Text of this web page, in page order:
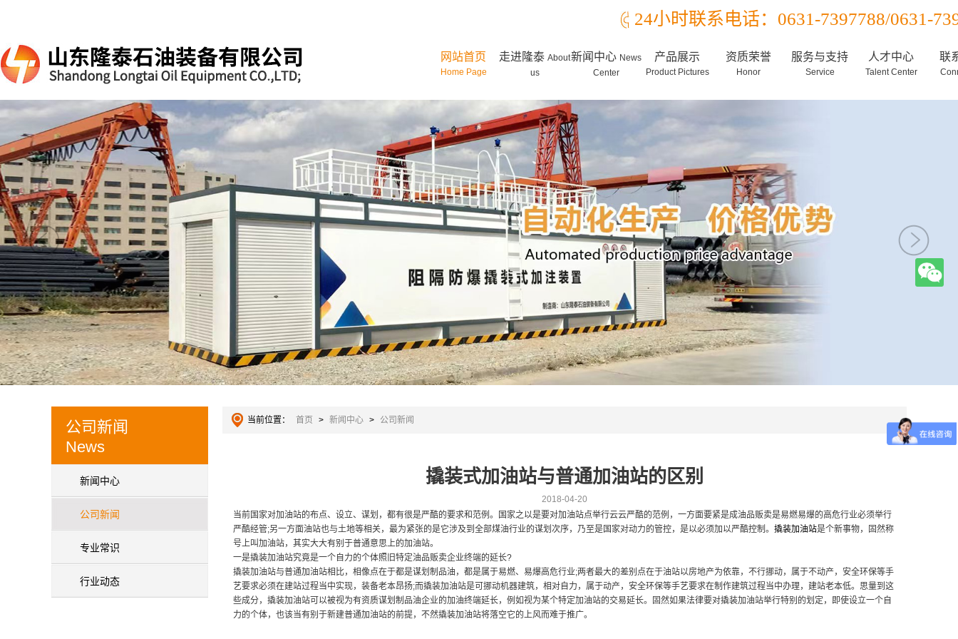
24小时联系电话：0631-7397788/0631-
网站首页
Home Page
走进隆泰 About
us
新闻中心 News
Center
产品展示
Product Pictures
资质荣誉
Honor
服务与支持
Service
人才中心
Talent Center
联
公司新闻
News
新闻中心
公司新闻
专业常识
行业动态
当前位置： 首页 > 新闻中心 > 公司新闻
撬装式加油站与普通加油站的区别
2018-04-20
当前国家对加油站的布点、设立、谋划，都有很是严酷的要求和范例。国家之以是要对加油站点举行云云严酷的范例，一方面要紧是成油品贩卖是易燃易爆的高危行业必须举行
严酷经管;另一方面油站也与土地等相关，最为紧张的是它涉及到全部煤油行业的谋划次序，乃至是国家对动力的管控，是以必须加以严酷控制。 撬装加油站是个新事物，固然称
号上叫加油站，其实大大有别于普通意思上的加油站。
一是撬装加油站究竟是一个自力的个体照旧特定油品贩卖企业终端的延长?
撬装加油站与普通加油站相比，相像点在于都是谋划制品油，都是属于易燃、易爆高危行业;两者最大的差别点在于油站以房地产为依靠，不行挪动，属于不动产，安全环保等手
艺要求必须在建站过程当中实现，装备老本昂扬;而撬装加油站是可挪动机器建筑，相对自力，属于动产，安全环保等手艺要求在制作建筑过程当中办理，建站老本低。思量到这
些成分，撬装加油站可以被视为有资质谋划制品油企业的加油终端延长，例如视为某个特定加油站的交易延长。固然如果法律要对撬装加油站举行特别的划定，即使设立一个自
力的个体，也该当有别于新建普通加油站的前提，不然撬装加油站将落空它的上风而难于推广。